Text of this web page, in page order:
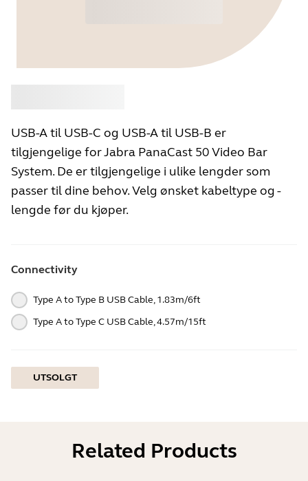
USB-A til USB-C og USB-A til USB-B er
tilgjengelige for Jabra PanaCast 50 Video Bar
System. De er tilgjengelige i ulike lengder som
passer til dine behov. Velg ønsket kabeltype og -
lengde før du kjøper.
Connectivity
Type A to Type B USB Cable, 1.83m/6ft
Type A to Type C USB Cable, 4.57m/15ft
UTSOLGT
Related Products